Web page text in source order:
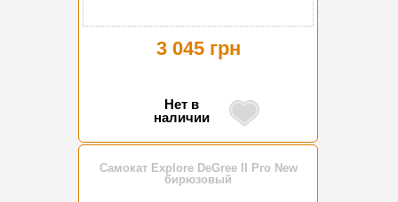
3 045 грн
Нет в
наличии
Самокат Explore DeGree II Pro New
бирюзовый